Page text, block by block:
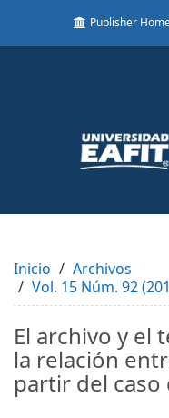
to
Content
Sidebar
Publisher
Inicio
Archivos
Vol. 15 Núm. 92
El archivo y el
la relación
partir del